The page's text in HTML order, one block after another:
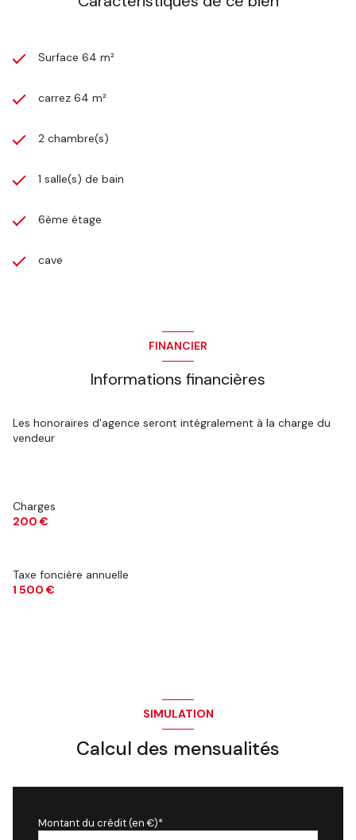
Surface 64 m²
carrez 64 m²
2 chambre(s)
1 salle(s) de bain
6ème étage
cave
FINANCIER
Informations financières
Les honoraires d'agence seront intégralement à la charge du
vendeur
Charges
200 €
Taxe foncière annuelle
1 500 €
SIMULATION
Calcul des mensualités
Montant du crédit (en €)*